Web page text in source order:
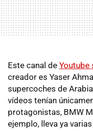
Este canal de Youtube
creador es Yaser
supercoches de
vídeos tenían
protagonistas, BMW
ejemplo, lleva ya